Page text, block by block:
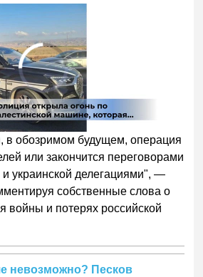
/01:00
в обозримом будущем, операция
или закончится переговорами
украинской делегациями", —
собственные слова о
войны и потерях российской
невозможно? Песков